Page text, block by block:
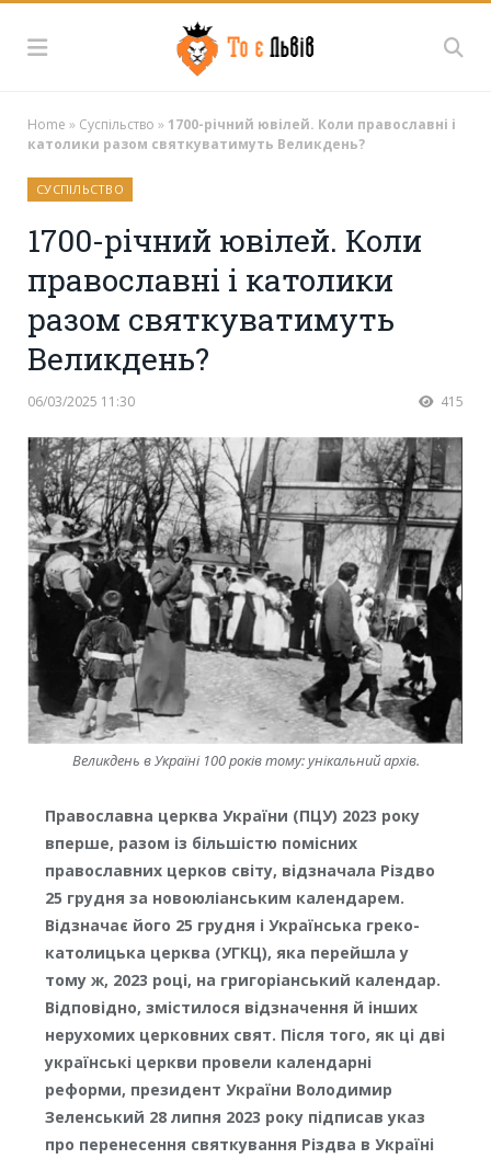
Home » Суспільство » 1700-річний ювілей. Коли православні і
католики разом святкуватимуть Великдень?
СУСПІЛЬСТВО
1700-річний ювілей. Коли
православні і католики
разом святкуватимуть
Великдень?
06/03/2025 11:30 415
Великдень в Україні 100 років тому: унікальний архів.
Православна церква України (ПЦУ) 2023 року
вперше, разом із більшістю помісних
православних церков світу, відзначала Різдво
25 грудня за новоюліанським календарем.
Відзначає його 25 грудня і Українська греко-
католицька церква (УГКЦ), яка перейшла у
тому ж, 2023 році, на григоріанський календар.
Відповідно, змістилося відзначення й інших
нерухомих церковних свят. Після того, як ці дві
українські церкви провели календарні
реформи, президент України Володимир
Зеленський 28 липня 2023 року підписав указ
про перенесення святкування Різдва в Україні